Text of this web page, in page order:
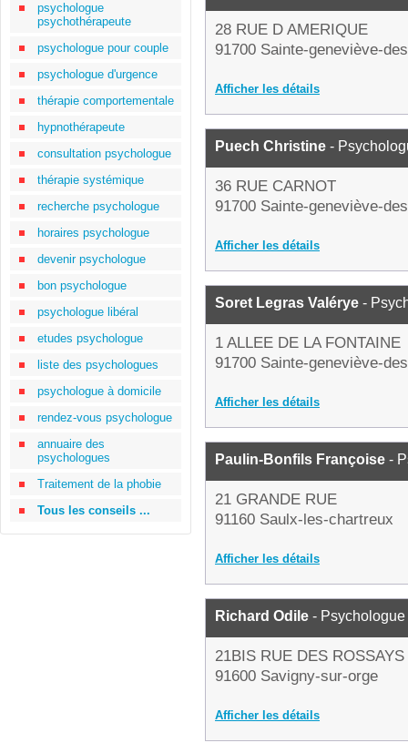
psychologue
psychothérapeute
psychologue pour couple
psychologue d'urgence
thérapie comportementale
hypnothérapeute
consultation psychologue
thérapie systémique
recherche psychologue
horaires psychologue
devenir psychologue
bon psychologue
psychologue libéral
etudes psychologue
liste des psychologues
psychologue à domicile
rendez-vous psychologue
annuaire des
psychologues
Traitement de la phobie
Tous les conseils ...
28 RUE D AMERIQUE
91700 Sainte-geneviève-
Afficher les détails
Puech Christine -
36 RUE CARNOT
91700 Sainte-geneviève-
Afficher les détails
Soret Legras Valérye -
1 ALLEE DE LA FONTAINE
91700 Sainte-geneviève-
Afficher les détails
Paulin-Bonfils Françoise -
21 GRANDE RUE
91160 Saulx-les-chartreux
Afficher les détails
Richard Odile - Psychologue
21BIS RUE DES ROSSAYS
91600 Savigny-sur-orge
Afficher les détails